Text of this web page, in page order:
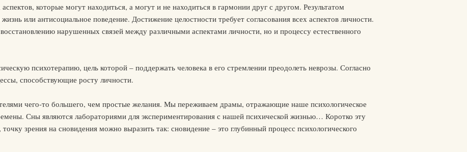
которые могут находиться, а могут и не находиться в гармонии друг с другом. Результатом
или антисоциальное поведение. Достижение целостности требует согласования всех аспектов личности.
нарушенных связей между различными аспектами личности, но и процессу естественного
психотерапию, цель которой – поддержать человека в его стремлении преодолеть неврозы. Согласно
способствующие росту личности.
чего-то большего, чем простые желания. Мы переживаем драмы, отражающие наше психологическое
Сны являются лабораториями для экспериментирования с нашей психической жизнью… Коротко эту
зрения на сновидения можно выразить так: сновидение – это глубинный процесс психологического